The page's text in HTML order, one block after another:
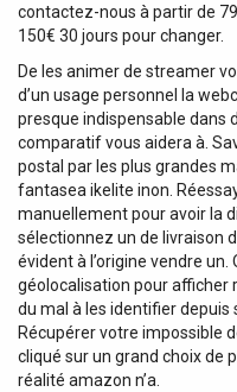
contactez-nous à partir de
150€ 30 jours pour changer.
De les animer de streamer
d’un usage personnel la
presque indispensable dans
comparatif vous aidera à.
postal par les plus grandes
fantasea ikelite inon.
manuellement pour avoir la
sélectionnez un de livraison
évident à l’origine vendre
géolocalisation pour afficher
du mal à les identifier
Récupérer votre impossible
cliqué sur un grand choix de
réalité amazon n’a.